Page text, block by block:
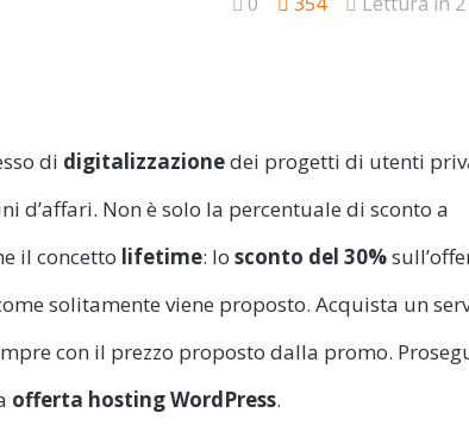
di digitalizzazionedei progetti di utenti
Non è solo la percentuale di sconto a
il concetto lifetime: lo sconto del 30%
solitamente viene proposto. Acquista un
con il prezzo proposto dalla promo.
offerta hosting WordPress.